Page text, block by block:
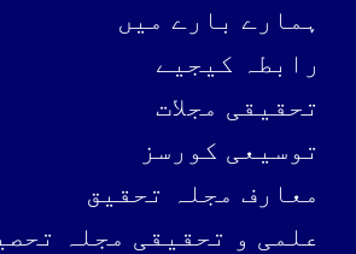
ہمارے بارے میں
رابطہ کیجیے
تحقیقی مجلات
توسیعی کورسز
معارف مجلہ تحقیق
علمی و تحقیقی مجلہ